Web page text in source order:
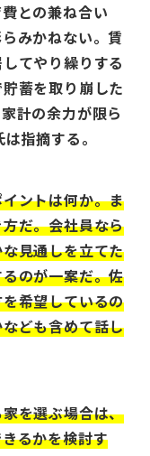
との兼ね合い
みかねない。賃
てやり繰りする
蓄を取り崩した
計の余⼒が限ら
指摘する。
ントは何か。ま
だ。会社員なら
⾒通しを⽴てた
のが⼀案だ。佐
希望しているの
ども含めて話し
を選ぶ場合は、
るかを検討す